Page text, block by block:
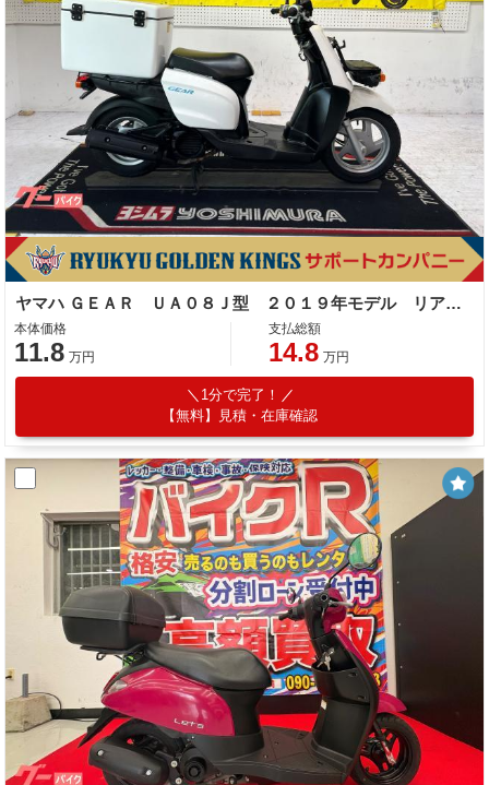
ヤマハ ＧＥＡＲ ＵＡ０８Ｊ型 ２０１９年モデル リアボックス フロントカゴ サイドスタンド センタースタンド
本体価格
11.8 万円
支払総額
14.8 万円
1分で完了！
【無料】見積・在庫確認